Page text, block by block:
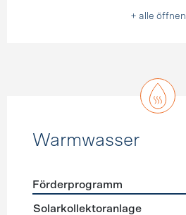
+ alle öffnen
Warmwasser
Förderprogramme
Förderprogramm
Solarkollektoranlage